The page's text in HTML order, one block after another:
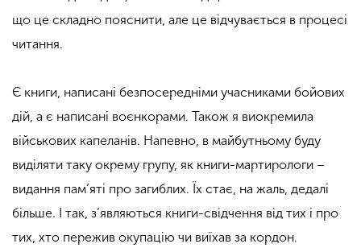
що це складно пояснити, але це відчувається в процесі
читання.
Є книги, написані безпосередніми учасниками бойових
дій, а є написані воєнкорами. Також я виокремила
військових капеланів. Напевно, в майбутньому буду
виділяти таку окрему групу, як книги-мартирологи –
видання пам’яті про загиблих. Їх стає, на жаль, дедалі
більше. І так, з’являються книги-свідчення від тих і про
тих, хто пережив окупацію чи виїхав за кордон.